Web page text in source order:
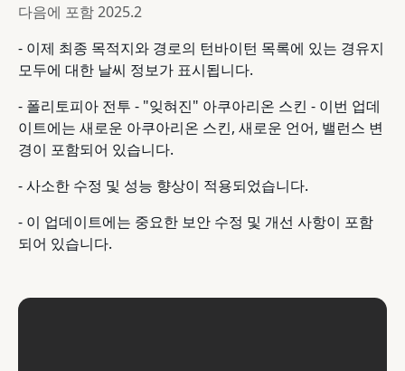
다음에 포함2025.2
- 이제 최종 목적지와 경로의 턴바이턴 목록에 있는 경유지
모두에 대한 날씨 정보가 표시됩니다.
- 폴리토피아 전투 - "잊혀진" 아쿠아리온 스킨 - 이번 업데
이트에는 새로운 아쿠아리온 스킨, 새로운 언어, 밸런스 변
경이 포함되어 있습니다.
- 사소한 수정 및 성능 향상이 적용되었습니다.
- 이 업데이트에는 중요한 보안 수정 및 개선 사항이 포함
되어 있습니다.